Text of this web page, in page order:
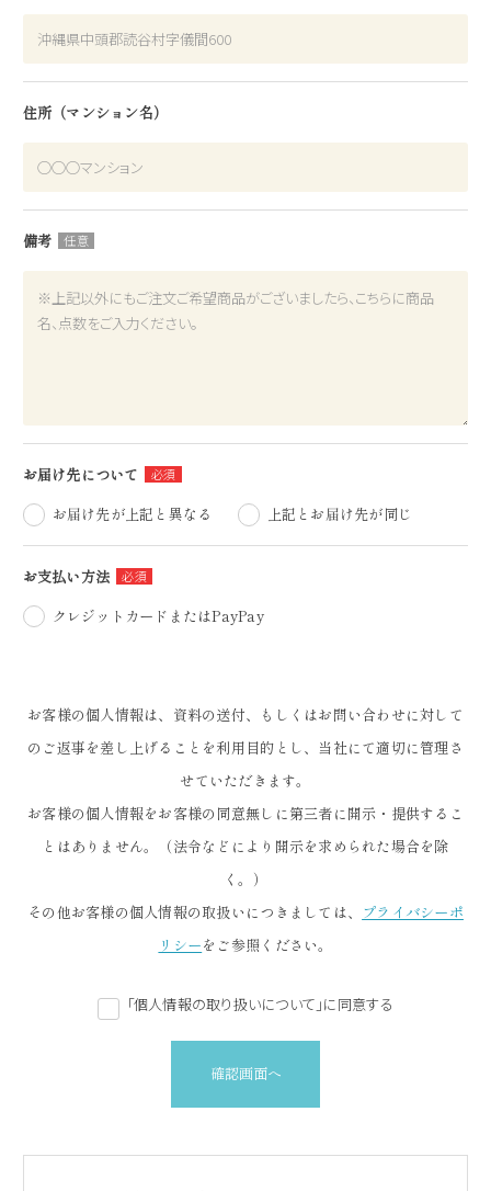
住所（マンション名）
備考
お届け先について
お届け先が上記と異なる
上記とお届け先が同じ
お支払い方法
クレジットカードまたはPayPay
お客様の個人情報は、資料の送付、もしくはお問い合わせに対して
のご返事を差し上げることを利用目的とし、当社にて適切に管理さ
せていただきます。
お客様の個人情報をお客様の同意無しに第三者に開示・提供するこ
とはありません。（法令などにより開示を求められた場合を除
く。）
その他お客様の個人情報の取扱いにつきましては、 プライバシーポ
リシーをご参照ください。
「個人情報の取り扱いについて」に同意する
確認画面へ